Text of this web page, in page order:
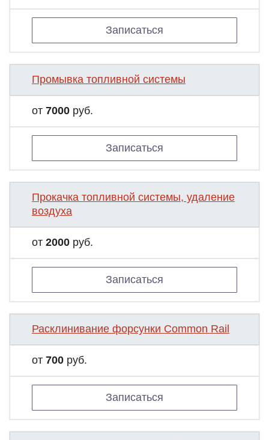
Записаться
Промывка топливной системы
от 7000 руб.
Записаться
Прокачка топливной системы, удаление
воздуха
от 2000 руб.
Записаться
Расклинивание форсунки Common Rail
от 700 руб.
Записаться